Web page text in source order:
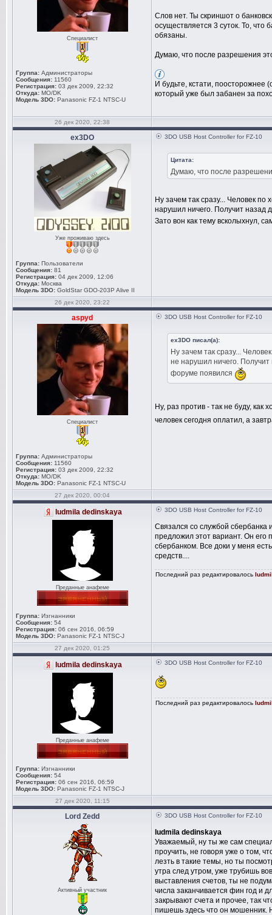
Специалист
Группа: Администраторы
Сообщения: 11560
Регистрация: 03 дек 2009, 22:32
Откуда: MO/DK
Модель 3DO: Panasonic FZ-1 NTSC-U
Слов нет. Ты скриншот о
осуществляется 3 суток. То, что
обязаны.
Думаю, что после разрешения
И будьте, кстати, поосторожнее
который уже был забанен за
26 дек 2020, 22:38
ex3DO
Уже проживаю здесь
Группа: Пользователи
Сообщения: 81
Регистрация: 04 дек 2009, 12:06
Откуда: Москва
Модель 3DO: GoldStar GDO-203P Alive II
3DO USB Host Controller for FZ-10
Цитата:
Думаю, что после
Ну зачем так сразу... Человек
нарушил ничего. Получит назад
Зато вон как тему всколыхнул,
26 дек 2020, 23:22
aspyd
Специалист
Группа: Администраторы
Сообщения: 11560
Регистрация: 03 дек 2009, 22:32
Откуда: MO/DK
Модель 3DO: Panasonic FZ-1 NTSC-U
3DO USB Host Controller for FZ-10
ex3DO писал(а):
Ну зачем так сразу...
не нарушил ничего. Получит
форуме появился
Ну, раз против - так не буду, как
человек сегодня оплатил, а
27 дек 2020, 00:04
ludmila dedinskaya
Преданные анафеме
Группа: Изгнанники
Сообщения: 54
Регистрация: 06 сен 2016, 06:59
Модель 3DO: Panasonic FZ-1 NTSC-J
3DO USB Host Controller for FZ-10
Связался со службой
предложил этот вариант. Он его
сбербанком. Все доки у меня
средств....
Последний раз редактировалось
27 дек 2020, 01:25
ludmila dedinskaya
Преданные анафеме
Группа: Изгнанники
Сообщения: 54
Регистрация: 06 сен 2016, 06:59
Модель 3DO: Panasonic FZ-1 NTSC-J
3DO USB Host Controller for FZ-10
Последний раз редактировалось
27 дек 2020, 11:15
Lord Zedd
Активный участник
3DO USB Host Controller for FZ-10
ludmila dedinskaya
Уважаемый, ну ты же сам
проучить, не говоря уже о том,
лезть в такие темы, но ты
утра след утром, уже трубишь
выставления счетов, ты не
числа заканчивается фин год и
закрывают счета и прочее, так
пишешь здесь что он мошенник.